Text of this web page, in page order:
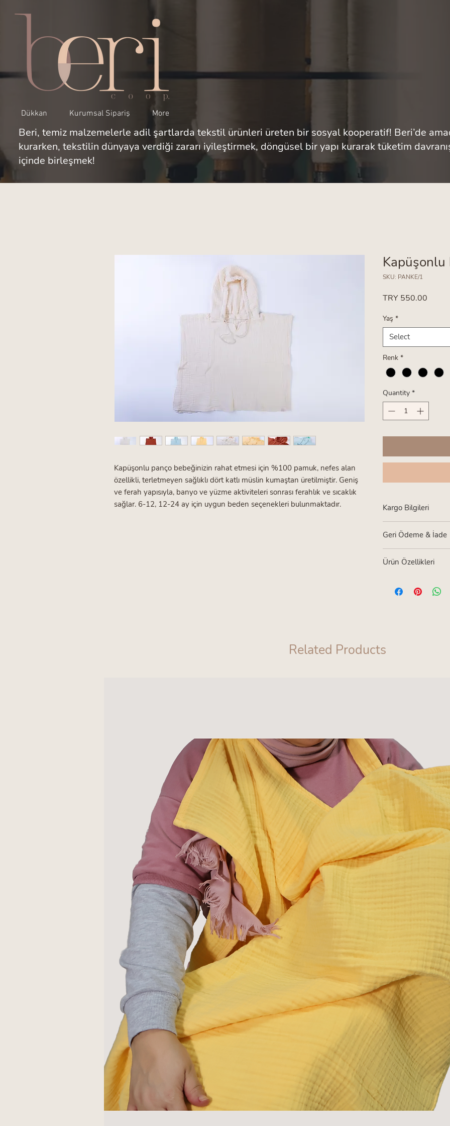
Dükkan Kurumsal Sipariş More
Beri, temiz malzemelerle adil şartlarda tekstil ürünleri üreten bir sosyal kooperatif! Beri’de
kurarken, tekstilin dünyaya verdiği zararı iyileştirmek, döngüsel bir yapı kurarak tüketim
içinde birleşmek!
Kapüşonlu panço bebeğinizin rahat etmesi için %100 pamuk, nefes alan
özellikli, terletmeyen sağlıklı dört katlı müslin kumaştan üretilmiştir. Geniş
ve ferah yapısıyla, banyo ve yüzme aktiviteleri sonrası ferahlık ve sıcaklık
sağlar. 6-12, 12-24 ay için uygun beden seçenekleri bulunmaktadır.
Kapüşonlu
SKU: PANKE/1
TRY 550.00
Yaş *
Select
Renk *
Quantity *
Kargo Bilgileri
aittir.Ürünlerin
Geri Ödeme & İade
değişim
Ürün Özellikleri
Bebeğinizi
Related Products